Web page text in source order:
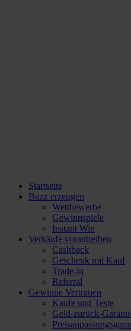
Startseite
Buzz erzeugen
Wettbewerbe
Gewinnspiele
Instant Win
Verkäufe vorantreiben
Cashback
Geschenk mit Kauf
Trade-in
Referral
Gewinne Vertrauen
Kaufe und Teste
Geld-zurück-